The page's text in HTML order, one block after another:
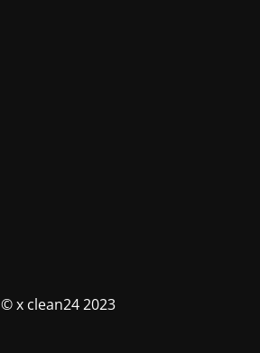
© x clean24 2023